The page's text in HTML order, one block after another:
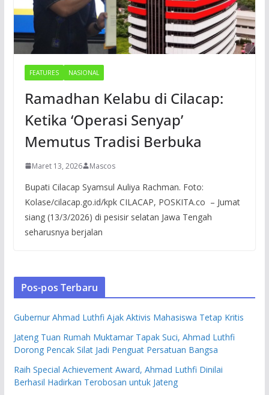
FEATURES NASIONAL
Ramadhan Kelabu di Cilacap:
Ketika ‘Operasi Senyap’
Memutus Tradisi Berbuka
Maret 13, 2026 Mascos
Bupati Cilacap Syamsul Auliya Rachman. Foto:
Kolase/cilacap.go.id/kpk CILACAP, POSKITA.co – Jumat
siang (13/3/2026) di pesisir selatan Jawa Tengah
seharusnya berjalan
Pos-pos Terbaru
Gubernur Ahmad Luthfi Ajak Aktivis Mahasiswa Tetap Kritis
Jateng Tuan Rumah Muktamar Tapak Suci, Ahmad Luthfi
Dorong Pencak Silat Jadi Penguat Persatuan Bangsa
Raih Special Achievement Award, Ahmad Luthfi Dinilai
Berhasil Hadirkan Terobosan untuk Jateng